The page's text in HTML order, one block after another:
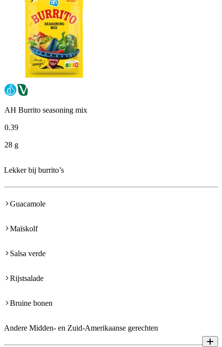
AH Burrito seasoning mix
0.39
28 g
Lekker bij burrito’s
Guacamole
Maïskolf
Salsa verde
Rijstsalade
Bruine bonen
Andere Midden- en Zuid-Amerikaanse gerechten